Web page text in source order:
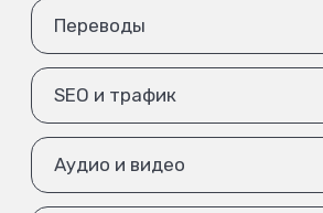
Переводы
SEO и трафик
Аудио и видео